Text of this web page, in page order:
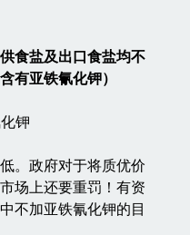
食盐及出口食盐均不
有亚铁氰化钾）
钾
政府对于将质优价
场上还要重罚！有资
不加亚铁氰化钾的目